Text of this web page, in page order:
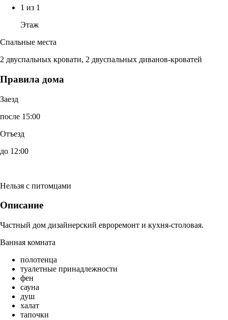
1 из 1
Этаж
Спальные места
2 двуспальных кровати, 2 двуспальных диванов-кроватей
Правила дома
Заезд
после 15:00
Отъезд
до 12:00
Нельзя с питомцами
Описание
Частный дом дизайнерский евроремонт и кухня-столовая.
Ванная комната
полотенца
туалетные принадлежности
фен
сауна
душ
халат
тапочки